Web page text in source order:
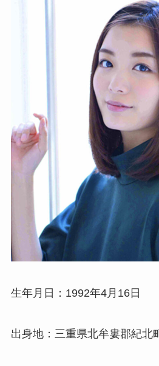
生年月日：1992年4月16日
出身地：三重県北牟婁郡紀北町